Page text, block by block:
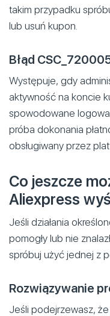
takim przypadku
lub usuń kupon.
Błąd
Występuje, gdy
aktywność na koncie
spowodowane
próba dokonania
obsługiwany przez
Co jeszcze
Aliexpress
Jeśli działania
pomogły lub nie
spróbuj użyć jednej z
Rozwiązywanie
Jeśli podejrzewasz,